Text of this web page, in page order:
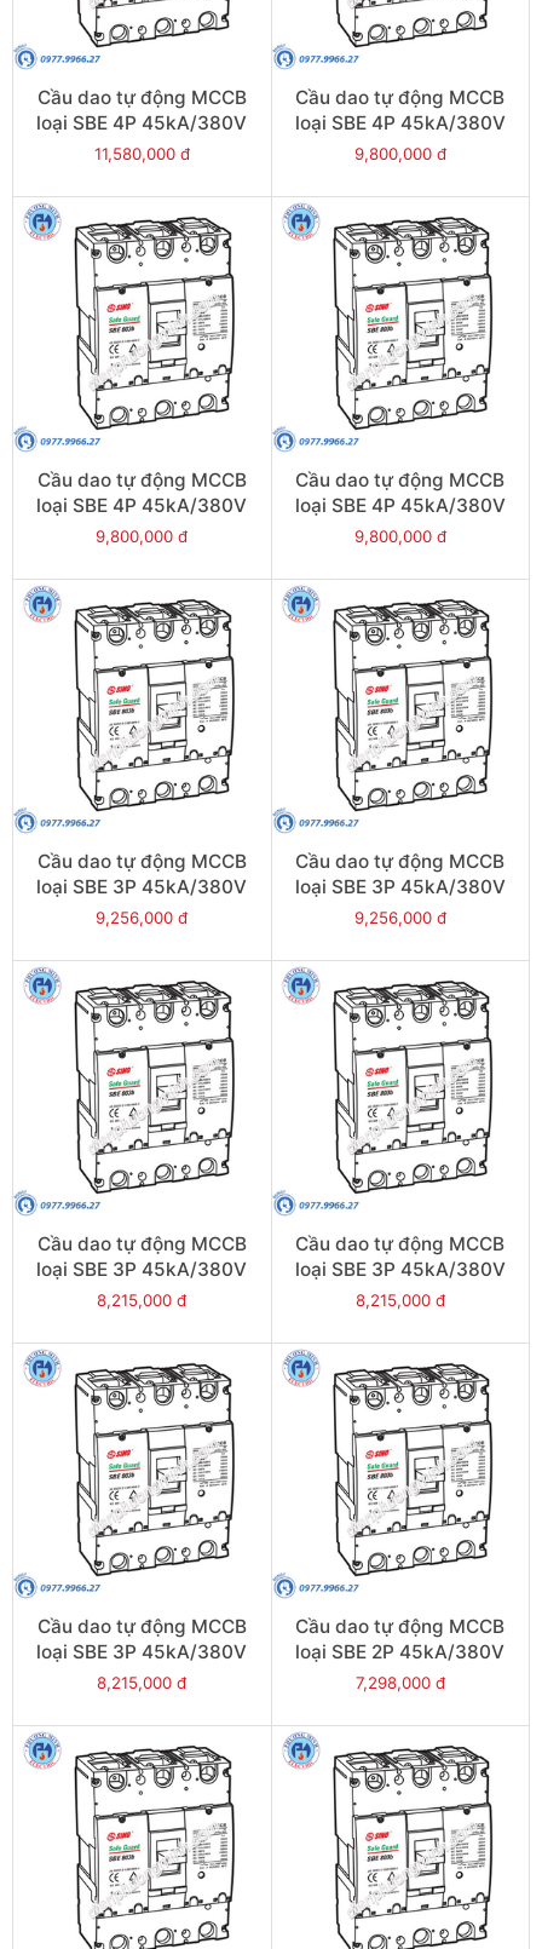
Cầu dao tự động MCCB
loại SBE 4P 45kA/380V
700A - Model
11,580,000 đ
Cầu dao tự động MCCB
loại SBE 4P 45kA/380V
630A - Model
9,800,000 đ
Cầu dao tự động MCCB
loại SBE 4P 45kA/380V
600A - Model
9,800,000 đ
Cầu dao tự động MCCB
loại SBE 4P 45kA/380V
500A - Model
9,800,000 đ
Cầu dao tự động MCCB
loại SBE 3P 45kA/380V
800A - Model
9,256,000 đ
Cầu dao tự động MCCB
loại SBE 3P 45kA/380V
700A - Model
9,256,000 đ
Cầu dao tự động MCCB
loại SBE 3P 45kA/380V
630A - Model
8,215,000 đ
Cầu dao tự động MCCB
loại SBE 3P 45kA/380V
600A - Model
8,215,000 đ
Cầu dao tự động MCCB
loại SBE 3P 45kA/380V
500A - Model
8,215,000 đ
Cầu dao tự động MCCB
loại SBE 2P 45kA/380V
800A - Model
7,298,000 đ